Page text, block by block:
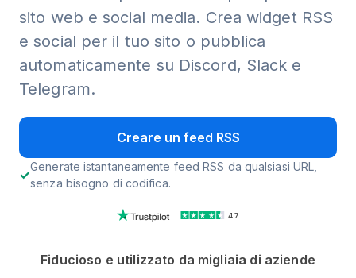
sito web e social media. Crea widget RSS
e social per il tuo sito o pubblica
automaticamente su Discord, Slack e
Telegram.
Creare un feed RSS
Generate istantaneamente feed RSS da qualsiasi URL,
senza bisogno di codifica.
4.7
Fiducioso e utilizzato da migliaia di aziende